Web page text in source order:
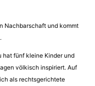
Nachbarschaft und kommt
hat fünf kleine Kinder und
völkisch inspiriert. Auf
als rechtsgerichtete